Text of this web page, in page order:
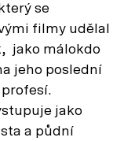
se
filmy udělal
jako málokdo
jeho poslední
jako
a půdní